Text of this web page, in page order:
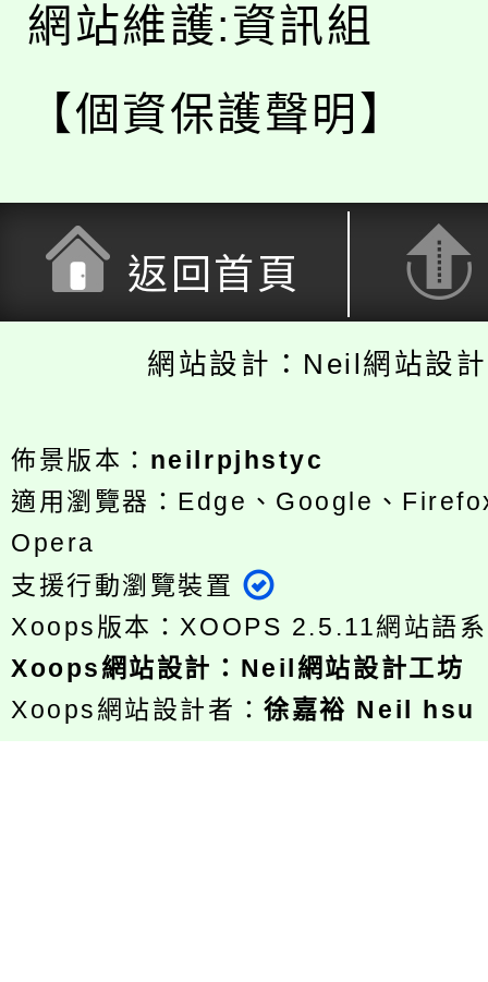
網站維護:資訊組
【個資保護聲明】
返回首頁
網站設計：Neil網站設
佈景版本： neilrpjhstyc
適用瀏覽器：Edge、Google、
Opera
支援行動瀏覽裝置
Xoops版本： XOOPS 2.5.11網站語
Xoops網站設計 ： Neil網站設計工坊
Xoops網站設計者：徐嘉裕 Neil hsu